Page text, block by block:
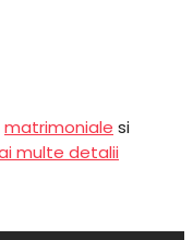
matrimoniale si
multe detalii